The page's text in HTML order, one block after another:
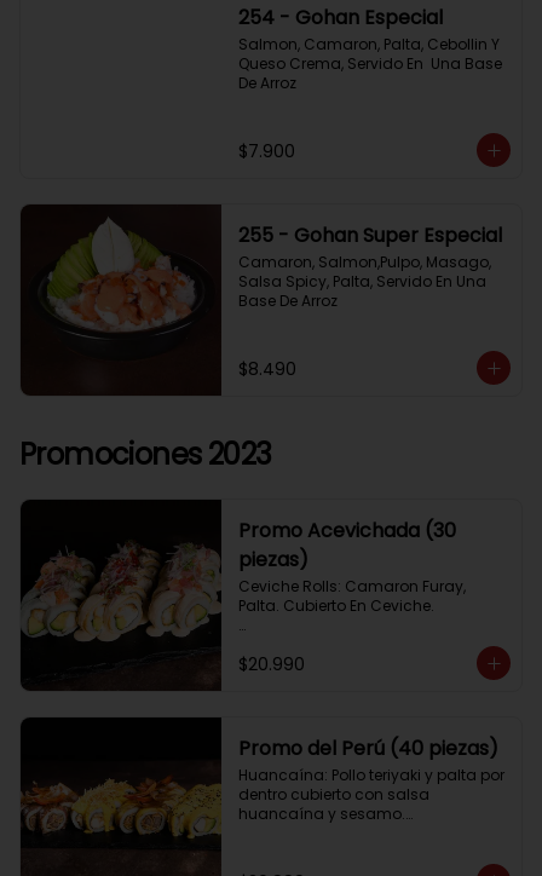
254 - Gohan Especial
Salmon, Camaron, Palta, Cebollin Y
Queso Crema, Servido En  Una Base
De Arroz
$7.900
255 - Gohan Super Especial
Camaron, Salmon,Pulpo, Masago,
Salsa Spicy, Palta, Servido En Una
Base De Arroz
$8.490
Promociones 2023
Promo Acevichada (30
piezas)
Ceviche Rolls: Camaron Furay,
Palta. Cubierto En Ceviche.
Acevichado Rolls: Camaron Furay,
Palta. Cubierto Con Pescado Blanco
queso crema y palta, frito en panko.
Coronado con salsa acevichada,
toques de cebolla, aji limo y cilantro
$20.990
Promo del Perú (40 piezas)
Huancaína: Pollo teriyaki y palta por
dentro cubierto con salsa
huancaína y sesamo.
dentro cubierto con lomo fino